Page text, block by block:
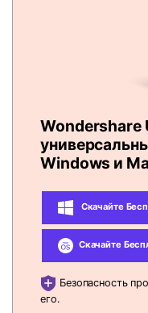
Windows и
Скачайте
Скачайте
Безопасность
его.